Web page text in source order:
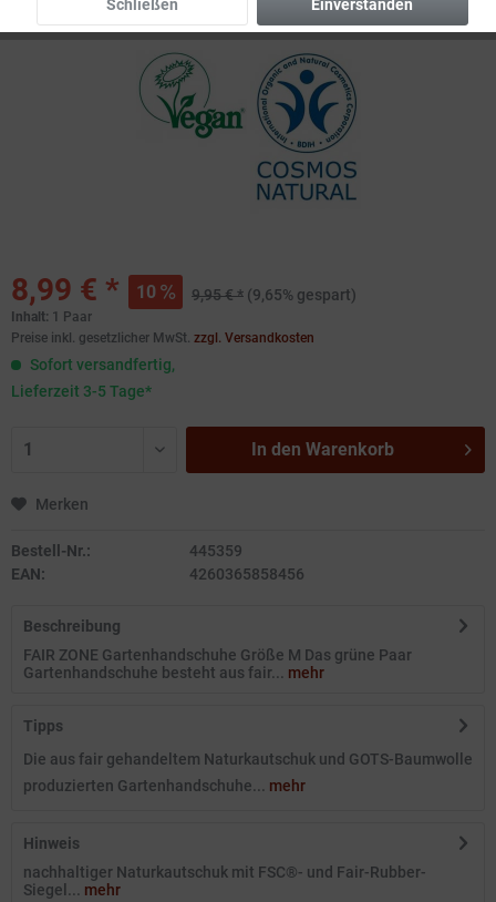
8,99 € * 10 9,95 € * (9,65% gespart)
Inhalt: 1 Paar
Preise inkl. gesetzlicher MwSt. zzgl. Versandkosten
Sofort versandfertig,
Lieferzeit 3-5 Tage*
In den Warenkorb
Merken
Bestell-Nr.:
445359
EAN:
4260365858456
Beschreibung
FAIR ZONE Gartenhandschuhe Größe M Das grüne Paar
Gartenhandschuhe besteht aus fair... mehr
Tipps
Die aus fair gehandeltem Naturkautschuk und GOTS-Baumwolle
produzierten Gartenhandschuhe... mehr
Hinweis
nachhaltiger Naturkautschuk mit FSC®- und Fair-Rubber-
Siegel... mehr
Einverstanden
Schließen